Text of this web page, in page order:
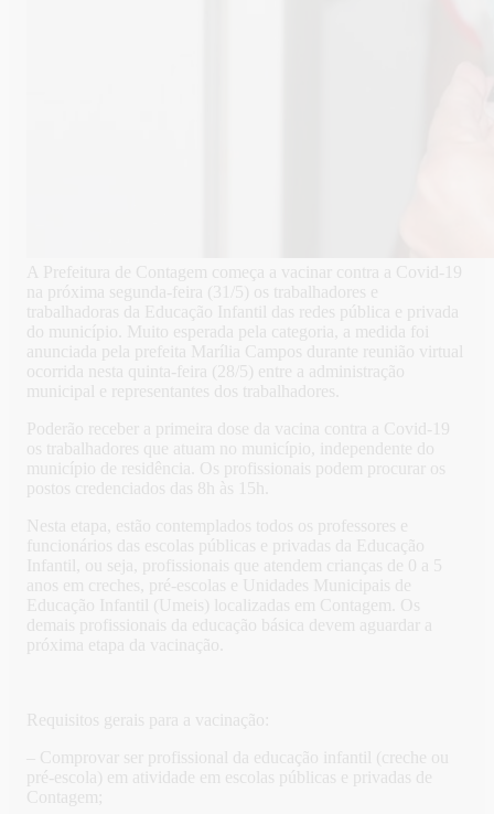
A Prefeitura de Contagem começa a vacinar contra a Covid-19
na próxima segunda-feira (31/5) os trabalhadores e
trabalhadoras da Educação Infantil das redes pública e privada
do município. Muito esperada pela categoria, a medida foi
anunciada pela prefeita Marília Campos durante reunião virtual
ocorrida nesta quinta-feira (28/5) entre a administração
municipal e representantes dos trabalhadores.
Poderão receber a primeira dose da vacina contra a Covid-19
os trabalhadores que atuam no município, independente do
município de residência. Os profissionais podem procurar os
postos credenciados das 8h às 15h.
Nesta etapa, estão contemplados todos os professores e
funcionários das escolas públicas e privadas da Educação
Infantil, ou seja, profissionais que atendem crianças de 0 a 5
anos em creches, pré-escolas e Unidades Municipais de
Educação Infantil (Umeis) localizadas em Contagem. Os
demais profissionais da educação básica devem aguardar a
próxima etapa da vacinação.
Requisitos gerais para a vacinação:
– Comprovar ser profissional da educação infantil (creche ou
pré-escola) em atividade em escolas públicas e privadas de
Contagem;